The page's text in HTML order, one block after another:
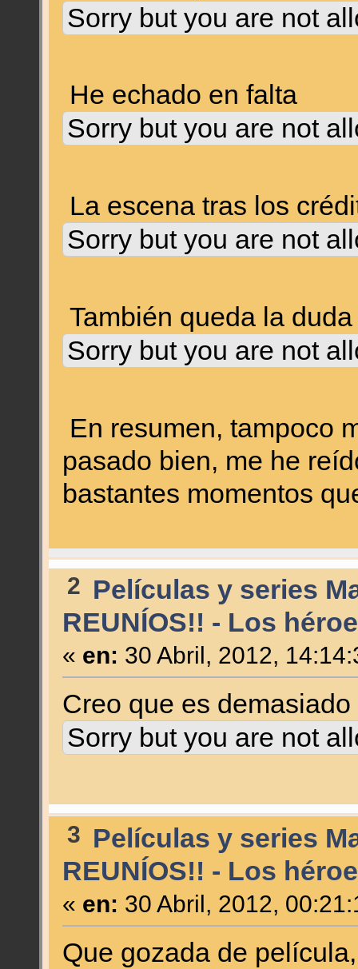
Sorry but you are not
He echado en falta
Sorry but you are not
La escena tras los
Sorry but you are not
También queda la
Sorry but you are not
En resumen, tampoco
pasado bien, me he
bastantes momentos
2 Películas y series
REUNÍOS!! - Los
« en: 30 Abril, 2012,
Creo que es
Sorry but you are not
3 Películas y series
REUNÍOS!! - Los
« en: 30 Abril, 2012,
Que gozada de